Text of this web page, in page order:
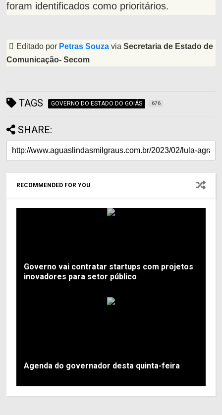
foram identificados como prioritários.
Editado por Petras Souza viaSecretaria de Estado de
Comunicação- Secom
TAGS GOVERNO DO ESTADO DO GOIÁS 676
SHARE:
RECOMMENDED FOR YOU
Governo vai contratar startups com projetos
inovadores para setor público
Agenda do governador desta quinta-feira